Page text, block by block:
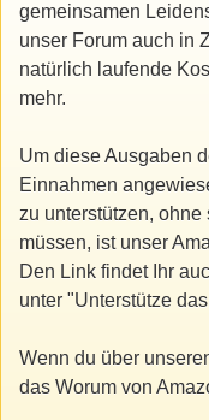
gemeinsamen
unser Forum auch in
natürlich laufende
mehr.
Um diese Ausgaben
Einnahmen
zu unterstützen,
müssen, ist unser
Den Link findet Ihr
unter "Unterstütze
Wenn du über
das Worum von